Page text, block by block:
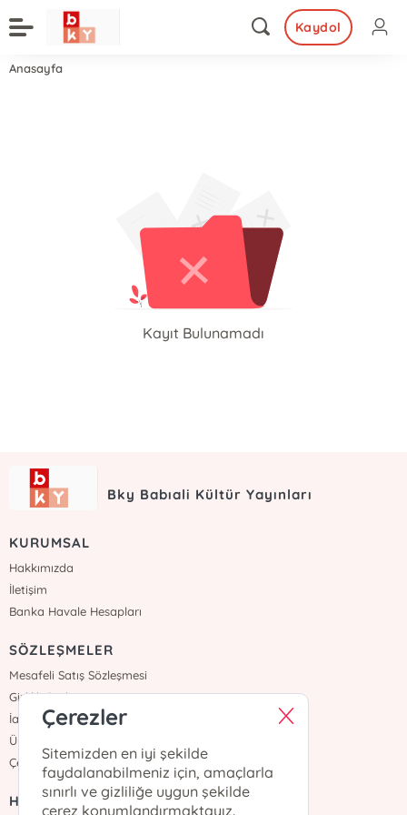
Kaydol
Anasayfa
Kayıt Bulunamadı
Bky Babıali Kültür Yayınları
KURUMSAL
Hakkımızda
İletişim
Banka Havale Hesapları
SÖZLEŞMELER
Mesafeli Satış Sözleşmesi
Gizlilik Sözleşmesi
İade ve Teslimat
Üyelik Sözleşmesi
Çerez Politikası
HIZLI ERİŞİM
Çerezler
Sitemizden en iyi şekilde
faydalanabilmeniz için, amaçlarla
sınırlı ve gizliliğe uygun şekilde
çerez konumlandırmaktayız.